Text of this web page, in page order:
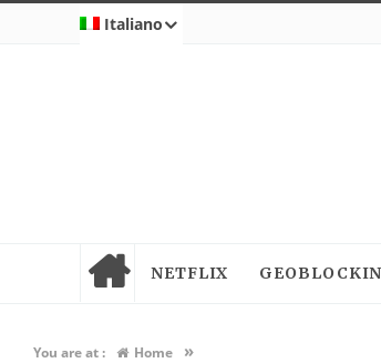
Italiano
NETFLIX
You are at : Home »